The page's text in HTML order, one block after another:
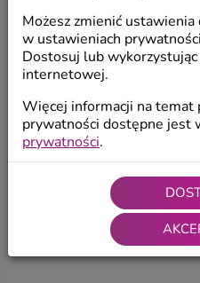
Możesz zmienić
w ustawieniach
Dostosuj lub
internetowej.
Więcej informacji na
prywatności dostępne jest
prywatności.